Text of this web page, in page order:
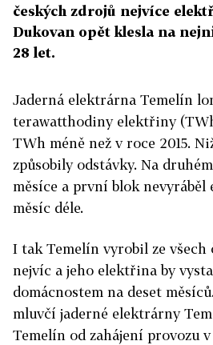
českých zdrojů nejvíce
Dukovan opět klesla na
28 let.
Jaderná elektrárna Temelín
terawatthodiny elektřiny
TWh méně než v roce 2015.
způsobily odstávky. Na
měsíce a první blok nevyráběl
měsíc déle.
I tak Temelín vyrobil ze všech
nejvíc a jeho elektřina by
domácnostem na deset
mluvčí jaderné elektrárny
Temelín od zahájení provozu